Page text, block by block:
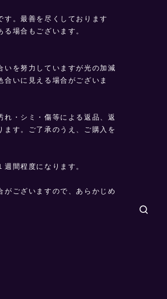
す。最善を尽くしております
場合もございます。
いを努力していますが光の加減
いに見える場合がございま
れ・シミ・傷等による返品、返
ます。ご了承のうえ、ご購入を
週間程度になります。
がございますので、あらかじめ